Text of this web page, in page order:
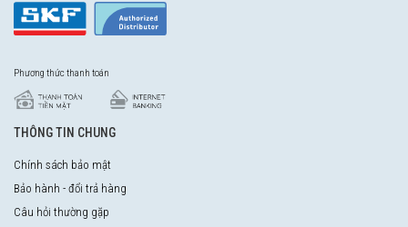
Phương thức thanh toán
THÔNG TIN CHUNG
Chính sách bảo mật
Bảo hành - đổi trả hàng
Câu hỏi thường gặp